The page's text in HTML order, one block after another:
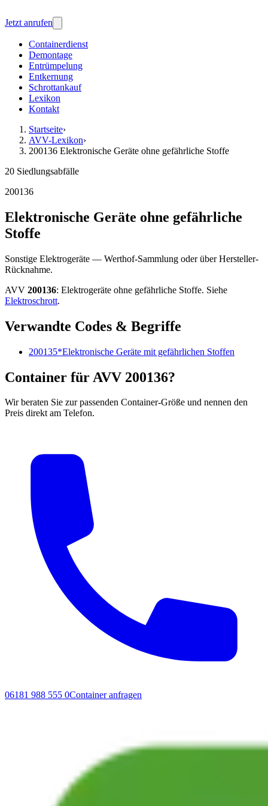
Jetzt anrufen
Containerdienst
Demontage
Entrümpelung
Entkernung
Schrottankauf
Lexikon
Kontakt
Startseite›
AVV-Lexikon›
200136 Elektronische Geräte ohne gefährliche Stoffe
20 Siedlungsabfälle
200136
Elektronische Geräte ohne gefährliche
Stoffe
Sonstige Elektrogeräte — Werthof-Sammlung oder über Hersteller-
Rücknahme.
AVV 200136: Elektrogeräte ohne gefährliche Stoffe. Siehe
Elektroschrott.
Verwandte Codes & Begriffe
200135*Elektronische Geräte mit gefährlichen Stoffen
Container für AVV 200136?
Wir beraten Sie zur passenden Container-Größe und nennen den
Preis direkt am Telefon.
06181 988 555 0Container anfragen